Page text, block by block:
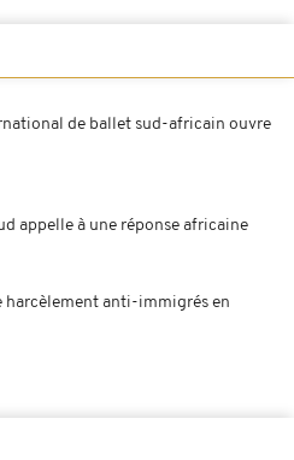
de ballet sud-africain ouvre
appelle à une réponse africaine
harcèlement anti-immigrés en